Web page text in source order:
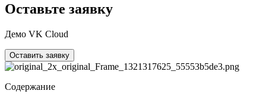
Оставьте заявку
Демо VK Cloud
Оставить заявку
Содержание